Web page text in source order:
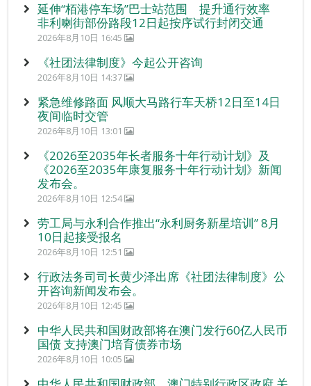
延伸“栢港停车场”巴士站范围 提升通行效率
非利喇街部份路段12日起按序试行封闭交通
2026年8月10日 16:45
《社团法律制度》今起公开咨询
2026年8月10日 14:37
紧急维修路面 风顺大马路行车天桥12日至14日
夜间临时交管
2026年8月10日 13:01
《2026至2035年长者服务十年行动计划》及
《2026至2035年康复服务十年行动计划》新闻
发布会。
2026年8月10日 12:54
劳工局与永利合作推出“永利厨务新星培训” 8月
10日起接受报名
2026年8月10日 12:51
行政法务司司长黄少泽出席《社团法律制度》公
开咨询新闻发布会。
2026年8月10日 12:45
中华人民共和国财政部将在澳门发行60亿人民币
国债 支持澳门培育债券市场
2026年8月10日 10:05